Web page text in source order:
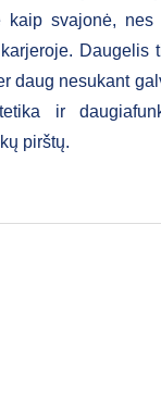
kaip svajonė,
Daugelis
daug nesukant
ir
rankų pirštų.